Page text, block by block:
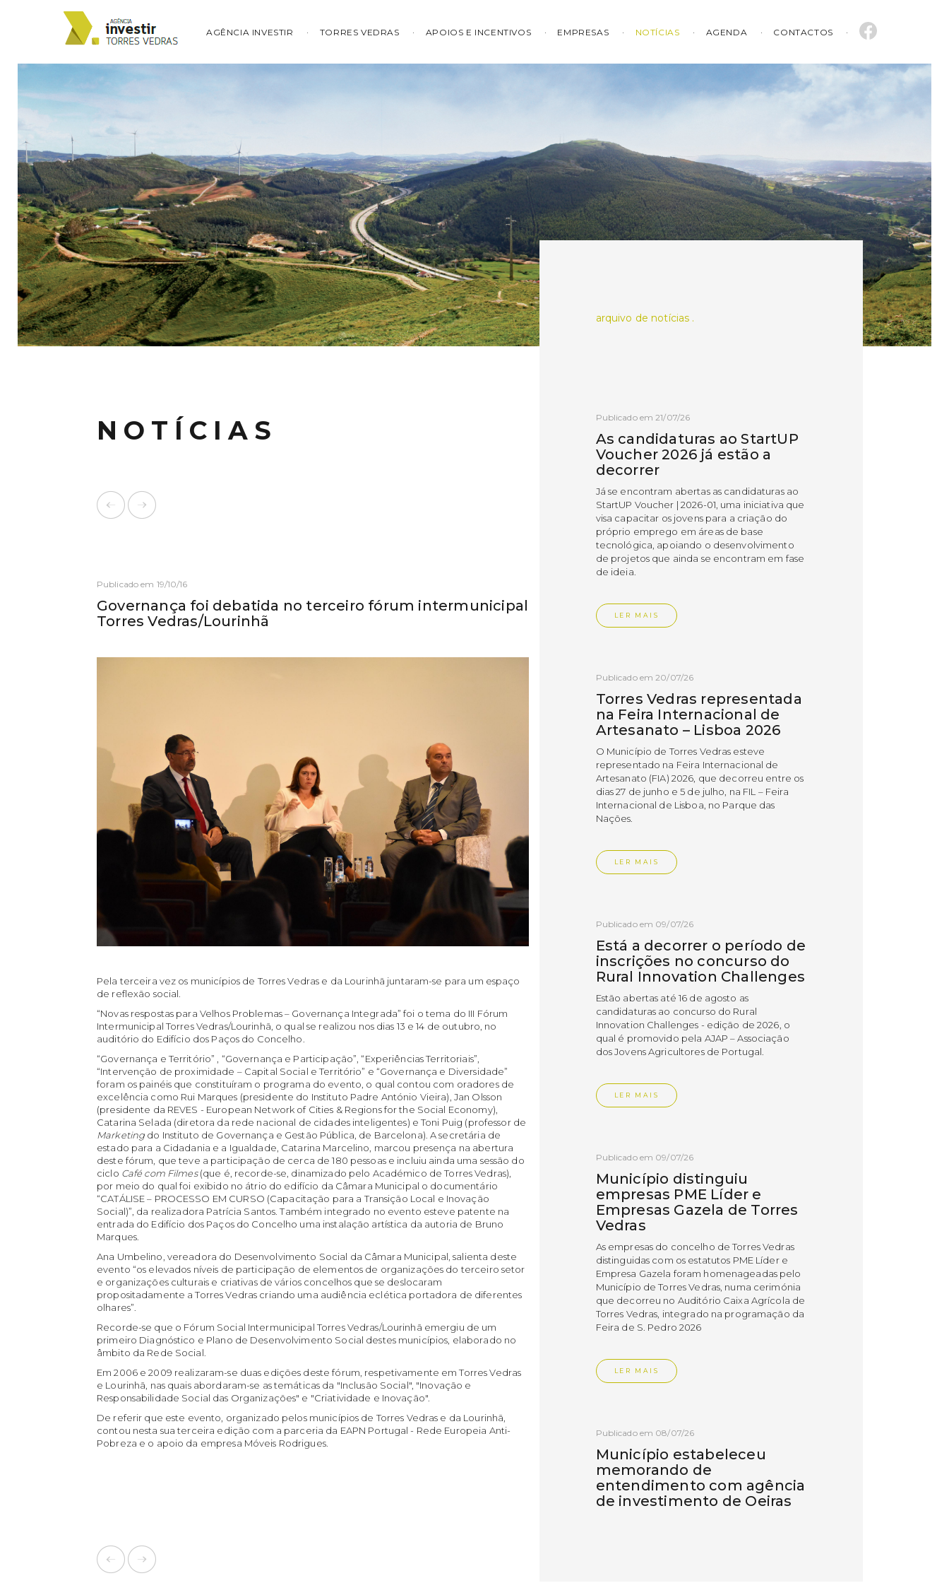
AGÊNCIA INVESTIR TORRES VEDRAS APOIOS E INCENTIVOS EMPRESAS NOTÍCIAS AGENDA CONTACTOS
NOTÍCIAS
Publicado em 19/10/16
Governança foi debatida no terceiro fórum intermunicipal
Torres Vedras/Lourinhã
Pela terceira vez os municípios de Torres Vedras e da Lourinhã juntaram-se para um espaço
de reflexão social.
“Novas respostas para Velhos Problemas – Governança Integrada” foi o tema do III Fórum
Intermunicipal Torres Vedras/Lourinhã, o qual se realizou nos dias 13 e 14 de outubro, no
auditório do Edifício dos Paços do Concelho.
“Governança e Território” , “Governança e Participação”, “Experiências Territoriais”,
“Intervenção de proximidade – Capital Social e Território” e “Governança e Diversidade”
foram os painéis que constituíram o programa do evento, o qual contou com oradores de
excelência como Rui Marques (presidente do Instituto Padre António Vieira), Jan Olsson
(presidente da REVES - European Network of Cities & Regions for the Social Economy),
Catarina Selada (diretora da rede nacional de cidades inteligentes) e Toni Puig (professor de
Marketing do Instituto de Governança e Gestão Pública, de Barcelona). A secretária de
estado para a Cidadania e a Igualdade, Catarina Marcelino, marcou presença na abertura
deste fórum, que teve a participação de cerca de 180 pessoas e incluiu ainda uma sessão do
ciclo Café com Filmes(que é, recorde-se, dinamizado pelo Académico de Torres Vedras),
por meio do qual foi exibido no átrio do edifício da Câmara Municipal o documentário
“CATÁLISE – PROCESSO EM CURSO (Capacitação para a Transição Local e Inovação
Social)”, da realizadora Patrícia Santos. Também integrado no evento esteve patente na
entrada do Edifício dos Paços do Concelho uma instalação artística da autoria de Bruno
Marques.
Ana Umbelino, vereadora do Desenvolvimento Social da Câmara Municipal, salienta deste
evento “os elevados níveis de participação de elementos de organizações do terceiro setor
e organizações culturais e criativas de vários concelhos que se deslocaram
propositadamente a Torres Vedras criando uma audiência eclética portadora de diferentes
olhares”.
Recorde-se que o Fórum Social Intermunicipal Torres Vedras/Lourinhã emergiu de um
primeiro Diagnóstico e Plano de Desenvolvimento Social destes municípios, elaborado no
âmbito da Rede Social.
Em 2006 e 2009 realizaram-se duas edições deste fórum, respetivamente em Torres Vedras
e Lourinhã, nas quais abordaram-se as temáticas da "Inclusão Social", "Inovação e
Responsabilidade Social das Organizações" e "Criatividade e Inovação".
De referir que este evento, organizado pelos municípios de Torres Vedras e da Lourinhã,
contou nesta sua terceira edição com a parceria da EAPN Portugal - Rede Europeia Anti-
Pobreza e o apoio da empresa Móveis Rodrigues.
arquivo de notícias .
Publicado em 21/07/26
As candidaturas ao StartUP
Voucher 2026 já estão a
decorrer
Já se encontram abertas as candidaturas ao
StartUP Voucher | 2026-01, uma iniciativa que
visa capacitar os jovens para a criação do
próprio emprego em áreas de base
tecnológica, apoiando o desenvolvimento
de projetos que ainda se encontram em fase
de ideia.
LER MAIS
Publicado em 20/07/26
Torres Vedras representada
na Feira Internacional de
Artesanato – Lisboa 2026
O Município de Torres Vedras esteve
representado na Feira Internacional de
Artesanato (FIA) 2026, que decorreu entre os
dias 27 de junho e 5 de julho, na FIL – Feira
Internacional de Lisboa, no Parque das
Nações.
LER MAIS
Publicado em 09/07/26
Está a decorrer o período de
inscrições no concurso do
Rural Innovation Challenges
Estão abertas até 16 de agosto as
candidaturas ao concurso do Rural
Innovation Challenges - edição de 2026, o
qual é promovido pela AJAP – Associação
dos Jovens Agricultores de Portugal.
LER MAIS
Publicado em 09/07/26
Município distinguiu
empresas PME Líder e
Empresas Gazela de Torres
Vedras
As empresas do concelho de Torres Vedras
distinguidas com os estatutos PME Líder e
Empresa Gazela foram homenageadas pelo
Município de Torres Vedras, numa cerimónia
que decorreu no Auditório Caixa Agrícola de
Torres Vedras, integrado na programação da
Feira de S. Pedro 2026
LER MAIS
Publicado em 08/07/26
Município estabeleceu
memorando de
entendimento com agência
de investimento de Oeiras